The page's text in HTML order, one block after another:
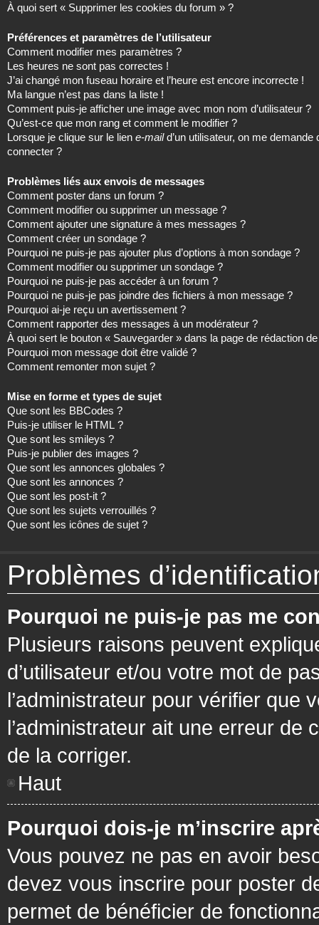
À quoi sert « Supprimer les cookies du forum » ?
Préférences et paramètres de l’utilisateur
Comment modifier mes paramètres ?
Les heures ne sont pas correctes !
J’ai changé mon fuseau horaire et l’heure est encore incorrecte !
Ma langue n’est pas dans la liste !
Comment puis-je afficher une image avec mon nom d’utilisateur ?
Qu’est-ce que mon rang et comment le modifier ?
Lorsque je clique sur le lien e-maild’un utilisateur, on me demande
connecter ?
Problèmes liés aux envois de messages
Comment poster dans un forum ?
Comment modifier ou supprimer un message ?
Comment ajouter une signature à mes messages ?
Comment créer un sondage ?
Pourquoi ne puis-je pas ajouter plus d’options à mon sondage ?
Comment modifier ou supprimer un sondage ?
Pourquoi ne puis-je pas accéder à un forum ?
Pourquoi ne puis-je pas joindre des fichiers à mon message ?
Pourquoi ai-je reçu un avertissement ?
Comment rapporter des messages à un modérateur ?
À quoi sert le bouton « Sauvegarder » dans la page de rédaction
Pourquoi mon message doit être validé ?
Comment remonter mon sujet ?
Mise en forme et types de sujet
Que sont les BBCodes ?
Puis-je utiliser le HTML ?
Que sont les smileys ?
Puis-je publier des images ?
Que sont les annonces globales ?
Que sont les annonces ?
Que sont les post-it ?
Que sont les sujets verrouillés ?
Que sont les icônes de sujet ?
Problèmes
Pourquoi ne puis-je pas me
Plusieurs raisons peuvent
d’utilisateur et/ou votre mot de
l’administrateur pour vérifier que
l’administrateur ait une erreur de
de la corriger.
Haut
Pourquoi dois-je m’inscrire
Vous pouvez ne pas en avoir
devez vous inscrire pour poster
permet de bénéficier de